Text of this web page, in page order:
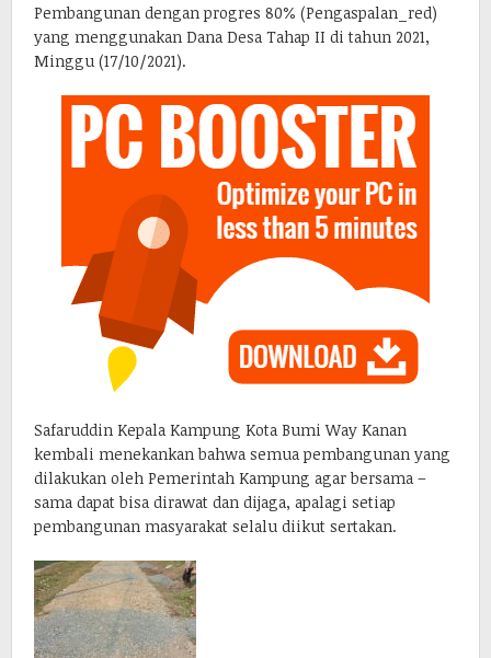
Pembangunan dengan progres 80% (Pengaspalan_red)
yang menggunakan Dana Desa Tahap II di tahun 2021,
Minggu (17/10/2021).
Safaruddin Kepala Kampung Kota Bumi Way Kanan
kembali menekankan bahwa semua pembangunan yang
dilakukan oleh Pemerintah Kampung agar bersama –
sama dapat bisa dirawat dan dijaga, apalagi setiap
pembangunan masyarakat selalu diikut sertakan.